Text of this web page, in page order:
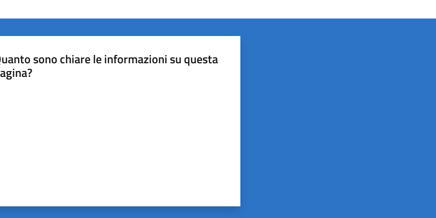
sono chiare le informazioni su questa